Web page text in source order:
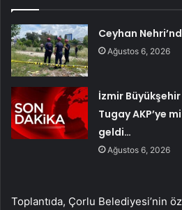
Ceyhan
Ağustos 6, 2026
İzmir
Tugay AKP’ye
geldi…
Ağustos 6, 2026
Toplantıda, Çorlu Belediyesi’nin